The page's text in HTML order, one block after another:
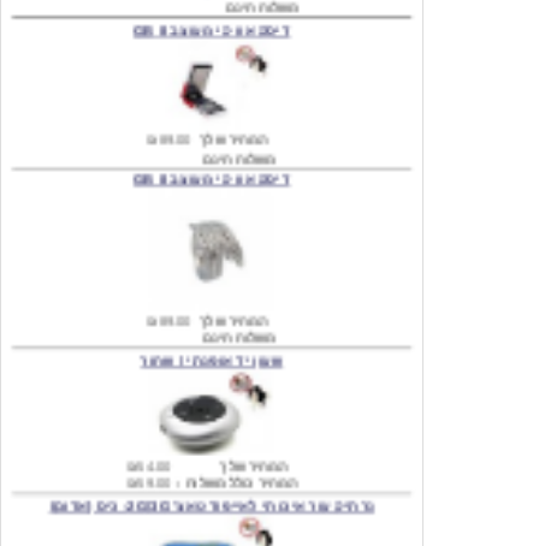
₪89.00
המחיר שלך
משלוח חינם
דיסק און קי מעוצב 8 GB
המחיר שלך
שעון יד אופנתי \ שחור
₪54.00
המחיר שלך
₪59.00 המחיר כולל משלוח :
נרתיק עור איכותי לאייפוד טאצ' 2G/3G- כיס (אדום)